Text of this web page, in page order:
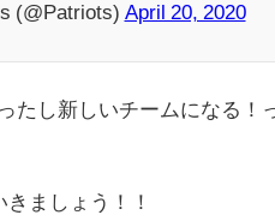
(@Patriots) April 20, 2020
たし新しいチームになる！
ましょう！！